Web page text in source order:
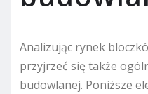
Analizując rynek
przyjrzeć się także
budowlanej. Poniższe